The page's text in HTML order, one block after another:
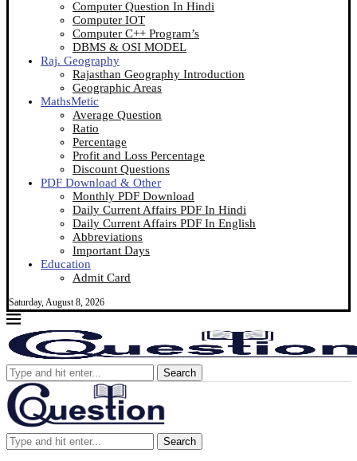
Computer Question In Hindi
Computer IOT
Computer C++ Program’s
DBMS & OSI MODEL
Raj. Geography
Rajasthan Geography Introduction
Geographic Areas
MathsMetic
Average Question
Ratio
Percentage
Profit and Loss Percentage
Discount Questions
PDF Download & Other
Monthly PDF Download
Daily Current Affairs PDF In Hindi
Daily Current Affairs PDF In English
Abbreviations
Important Days
Education
Admit Card
Saturday, August 8, 2026
Search
Search